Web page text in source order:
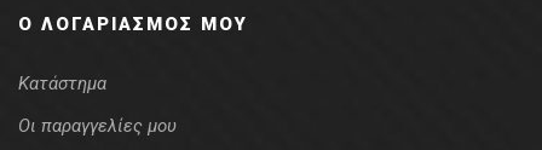
Ο ΛΟΓΑΡΙΑΣΜΌΣ ΜΟΥ
Κατάστημα
Οι παραγγελίες μου